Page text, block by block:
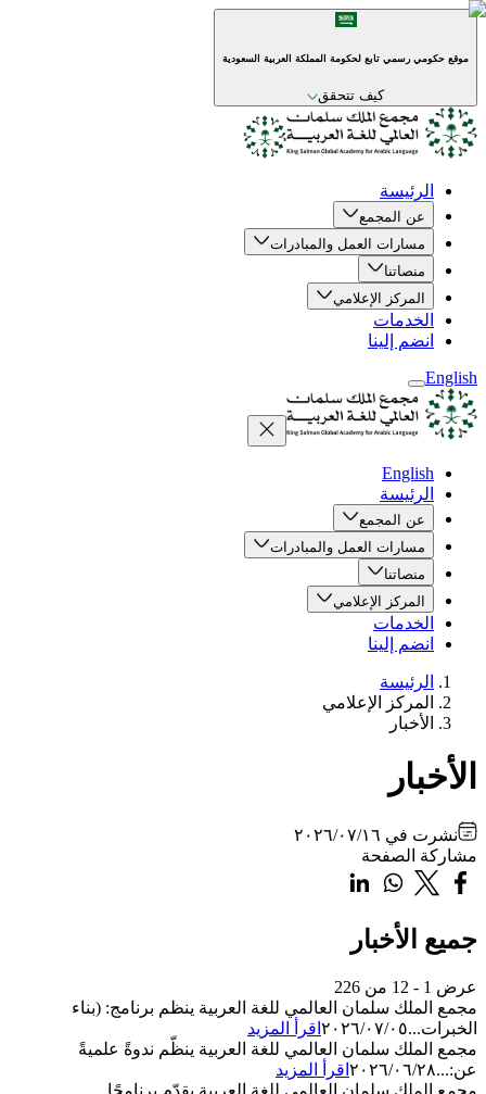
موقع حكومي رسمي تابع لحكومة المملكة العربية السعودية
كيف تتحقق
الرئيسة
عن المجمع
مسارات العمل والمبادرات
منصاتنا
المركز الإعلامي
الخدمات
انضم إلينا
English
English
الرئيسة
عن المجمع
مسارات العمل والمبادرات
منصاتنا
المركز الإعلامي
الخدمات
انضم إلينا
الرئيسة
المركز الإعلامي
الأخبار
الأخبار
نشرت في ٢٠٢٦/٠٧/١٦
مشاركة الصفحة
جميع الأخبار
عرض 1 - 12 من 226
مجمع الملك سلمان العالمي للغة العربية ينظم برنامج: (بناء
الخبرات...٢٠٢٦/٠٧/٠٥ اقرأ المزيد
مجمع الملك سلمان العالمي للغة العربية ينظّم ندوةً علميةً
عن:...٢٠٢٦/٠٦/٢٨ اقرأ المزيد